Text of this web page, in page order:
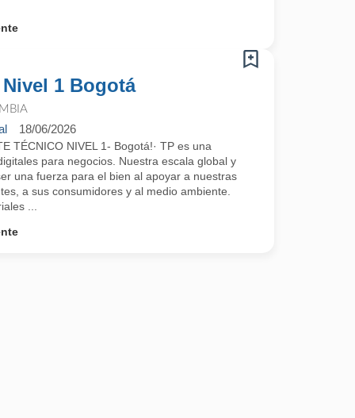
1 Bogotá
18/06/2026
TÉCNICO NIVEL 1- Bogotá!· TP es una
para negocios. Nuestra escala global y
una fuerza para el bien al apoyar a nuestras
a sus consumidores y al medio ambiente.
...